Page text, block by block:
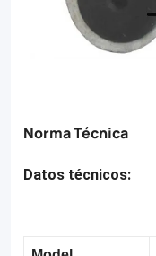
Norma Técnica
Datos técnicos: